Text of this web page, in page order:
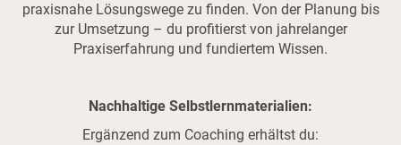
praxisnahe Lösungswege zu finden. Von der Planung bis
zur Umsetzung – du profitierst von jahrelanger
Praxiserfahrung und fundiertem Wissen.
Nachhaltige Selbstlernmaterialien:
Ergänzend zum Coaching erhältst du: